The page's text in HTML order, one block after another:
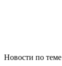
Новости по теме